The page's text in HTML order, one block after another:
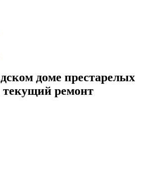
доме престарелых
текущий ремонт